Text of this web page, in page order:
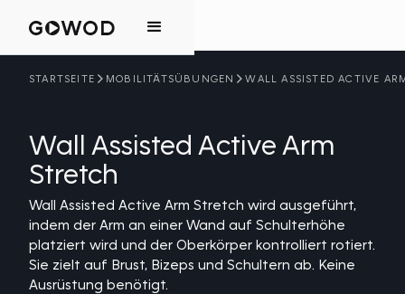
STARTSEITE MOBILITÄTSÜBUNGEN WALL ASSISTED ACTIVE
Wall Assisted Active Arm
Stretch
Wall Assisted Active Arm Stretch wird ausgeführt,
indem der Arm an einer Wand auf Schulterhöhe
platziert wird und der Oberkörper kontrolliert rotiert.
Sie zielt auf Brust, Bizeps und Schultern ab. Keine
Ausrüstung benötigt.